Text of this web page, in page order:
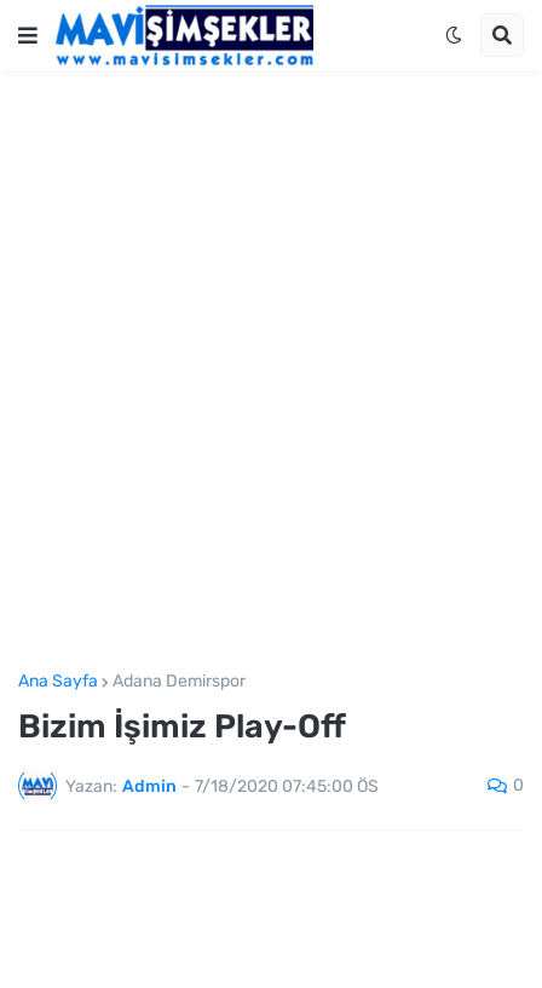
Ana Sayfa Adana Demirspor
Bizim İşimiz Play-Off
Yazan: Admin - 7/18/2020 07:45:00 ÖS 0